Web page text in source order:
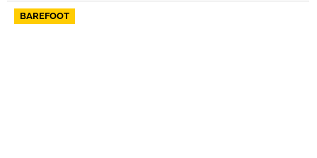
BAREFOOT